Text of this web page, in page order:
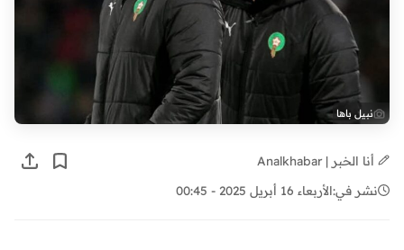
نبيل باها
أنا الخبر | Analkhabar
نشر في:الأربعاء 16 أبريل 2025 - 00:45